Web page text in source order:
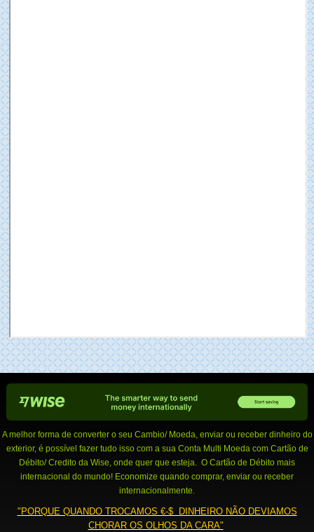
A melhor forma de converter o seu Cambio/ Moeda, enviar ou receber dinheiro do
exterior, é possível fazer tudo isso com a sua Conta Multi Moeda com Cartão de
Débito/ Credito da Wise, onde quer que esteja. O Cartão de Débito mais
internacional do mundo! Economize quando comprar, enviar ou receber
internacionalmente.
" PORQUE QUANDO TROCAMOS €-$ DINHEIRO NÃO DEVIAMOS
CHORAR OS OLHOS DA CARA"